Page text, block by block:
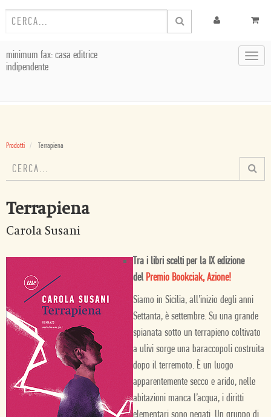
minimum fax: casa editrice
indipendente
Prodotti Terrapiena
Terrapiena
Carola Susani
Tra i libri scelti per la IX edizione
del Premio Bookciak, Azione!
Siamo in Sicilia, all’inizio degli anni
Settanta, è settembre. Su una grande
spianata sotto un terrapieno coltivato
a ulivi sorge una baraccopoli costruita
dopo il terremoto. È un luogo
apparentemente secco e arido, nelle
abitazioni manca l’acqua, i diritti